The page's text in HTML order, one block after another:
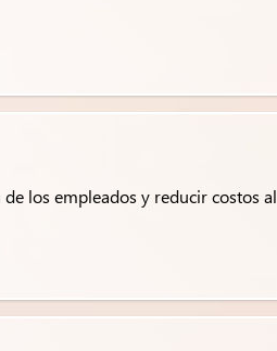
los empleados y reducir costos al